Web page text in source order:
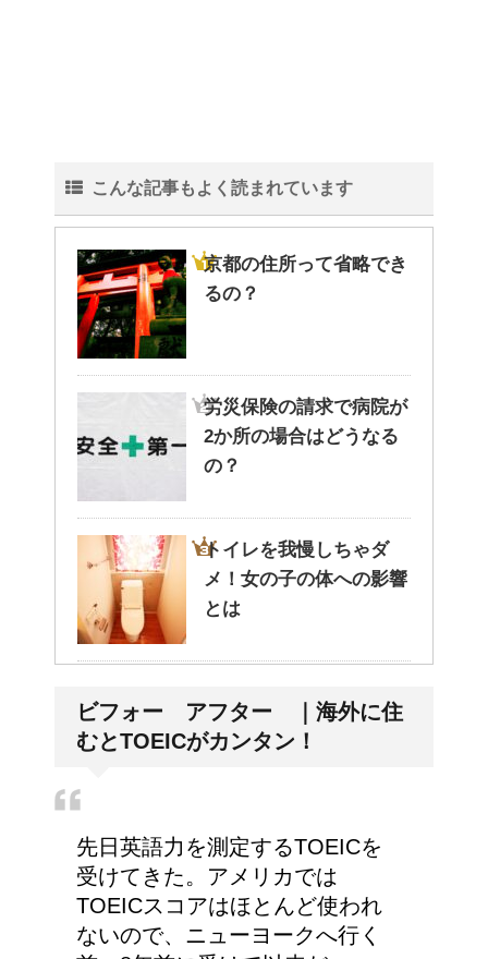
こんな記事もよく読まれています
京都の住所って省略でき
るの？
労災保険の請求で病院が
2か所の場合はどうなる
の？
トイレを我慢しちゃダ
メ！女の子の体への影響
とは
余命って極端に短くなる
の？
副交感神経が優位だと、
気管支はどうなるの？
ビフォー アフター ｜海外に住
むとTOEICがカンタン！
先日英語力を測定するTOEICを
受けてきた。アメリカでは
TOEICスコアはほとんど使われ
ないので、ニューヨークへ行く